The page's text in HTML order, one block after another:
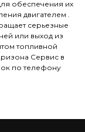
обеспечения их
двигателем .
серьезные
или выход из
топливной
Сервис в
по телефону